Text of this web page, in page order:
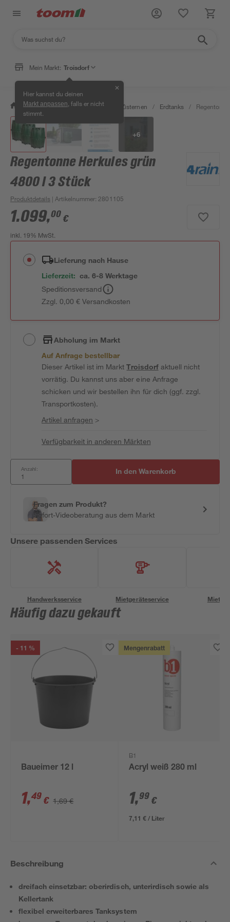
Mein Markt: Troisdorf
Hier kannst du deinen
Markt anpassen , falls er nicht
stimmt.
✕
/ Garten & Freizeit / Erdtanks & Zisternen / Erdtanks /
+6
Regentonne Herkules grün
4800 l 3 Stück
Produktdetails | Artikelnummer: 2801105
1.099,00 €
inkl. 19% MwSt.
Lieferung nach Hause
Lieferzeit: ca. 6-8 Werktage
Speditionsversand
Zzgl. 0,00 € Versandkosten
Abholung im Markt
Auf Anfrage bestellbar
Dieser Artikel ist im MarktTroisdorfaktuell nicht
vorrätig. Du kannst uns aber eine Anfrage
schicken und wir bestellen ihn für dich (ggf. zzgl.
Transportkosten).
Artikel anfragen >
Verfügbarkeit in anderen Märkten
Anzahl: In den Warenkorb
Fragen zum Produkt?
Sofort-Videoberatung aus dem Markt
Unsere passenden Services
Handwerksservice Mietgeräteservice
Häufig dazu gekauft
- 11 %
Baueimer 12 l
1,49 € 1,69 €
Mengenrabatt
B1
Acryl weiß 280 ml
1,99 €
7,11 € / Liter
Beschreibung
dreifach einsetzbar: oberirdisch, unterirdisch sowie als
Kellertank
flexibel erweiterbares Tanksystem